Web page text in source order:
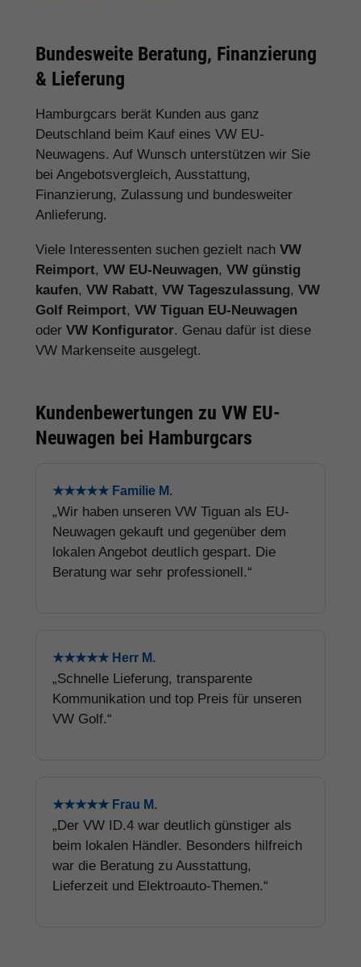
Bundesweite Beratung, Finanzierung
& Lieferung
Hamburgcars berät Kunden aus ganz
Deutschland beim Kauf eines VW EU-
Neuwagens. Auf Wunsch unterstützen wir Sie
bei Angebotsvergleich, Ausstattung,
Finanzierung, Zulassung und bundesweiter
Anlieferung.
Viele Interessenten suchen gezielt nach VW
Reimport, VW EU-Neuwagen, VW günstig
kaufen, VW Rabatt, VW Tageszulassung, VW
Golf Reimport, VW Tiguan EU-Neuwagen
oder VW Konfigurator. Genau dafür ist diese
VW Markenseite ausgelegt.
Kundenbewertungen zu VW EU-
Neuwagen bei Hamburgcars
★★★★★ Familie M.
„Wir haben unseren VW Tiguan als EU-
Neuwagen gekauft und gegenüber dem
lokalen Angebot deutlich gespart. Die
Beratung war sehr professionell.“
★★★★★ Herr M.
„Schnelle Lieferung, transparente
Kommunikation und top Preis für unseren
VW Golf.“
★★★★★ Frau M.
„Der VW ID.4 war deutlich günstiger als
beim lokalen Händler. Besonders hilfreich
war die Beratung zu Ausstattung,
Lieferzeit und Elektroauto-Themen.“